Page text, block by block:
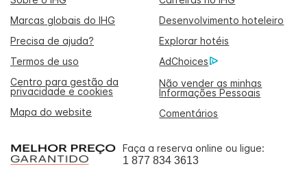
Marcas globais do IHG
Desenvolvimento hoteleiro
Precisa de ajuda?
Explorar hotéis
Termos de uso
AdChoices
Centro para gestão da
privacidade e cookies
Não vender as minhas
Informações Pessoais
Mapa do website
Comentários
Faça a reserva online ou ligue:
1 877 834 3613